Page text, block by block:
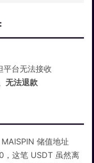
平台无法接收
无法退款
储值地址
，这笔 USDT 虽然离